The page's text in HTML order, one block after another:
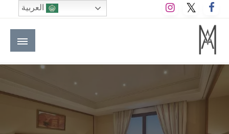
التخطي
إلى
المحتوى
M A hotels | إم ايه هوتيلز
الموقع الأول للعاملين في الفنادق في العالم العربي
العربية